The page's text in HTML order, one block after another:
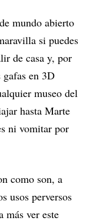
mundo abierto
si puedes
de casa y, por
en 3D
museo del
hasta Marte
ni vomitar por
como son, a
usos perversos
más ver este